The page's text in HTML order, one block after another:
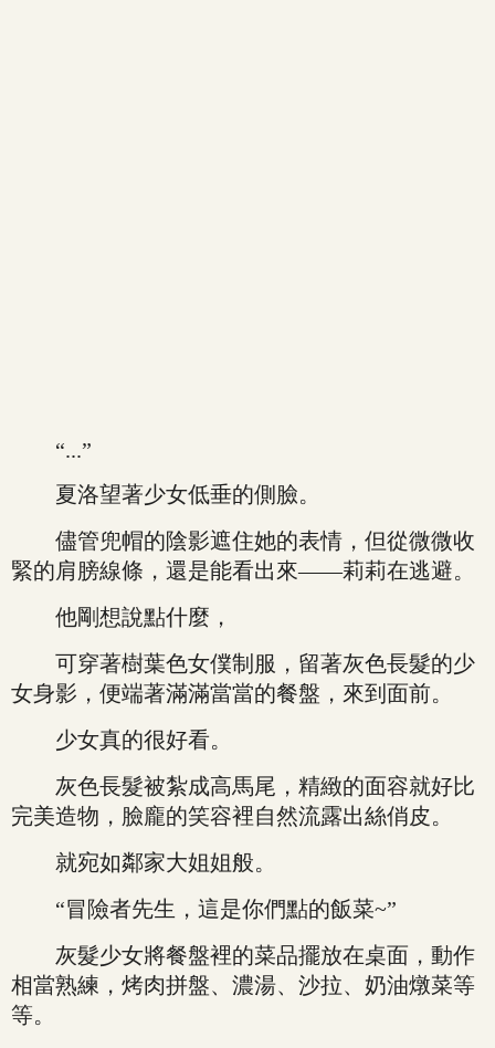
“...”
夏洛望著少女低垂的側臉。
儘管兜帽的陰影遮住她的表情，但從微微收
緊的肩膀線條，還是能看出來——莉莉在逃避。
他剛想說點什麼，
可穿著樹葉色女僕制服，留著灰色長髮的少
女身影，便端著滿滿當當的餐盤，來到面前。
少女真的很好看。
灰色長髮被紮成高馬尾，精緻的面容就好比
完美造物，臉龐的笑容裡自然流露出絲俏皮。
就宛如鄰家大姐姐般。
“冒險者先生，這是你們點的飯菜~”
灰髮少女將餐盤裡的菜品擺放在桌面，動作
相當熟練，烤肉拼盤、濃湯、沙拉、奶油燉菜等
等。